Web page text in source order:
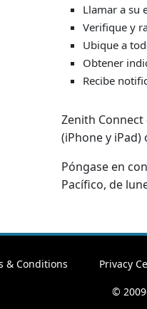
Llamar a su
Verifique y
Ubique a
Obtener
Recibe
Zenith
(iPhone y iPad)
Póngase en
Pacífico, de
& Conditions Privacy
©